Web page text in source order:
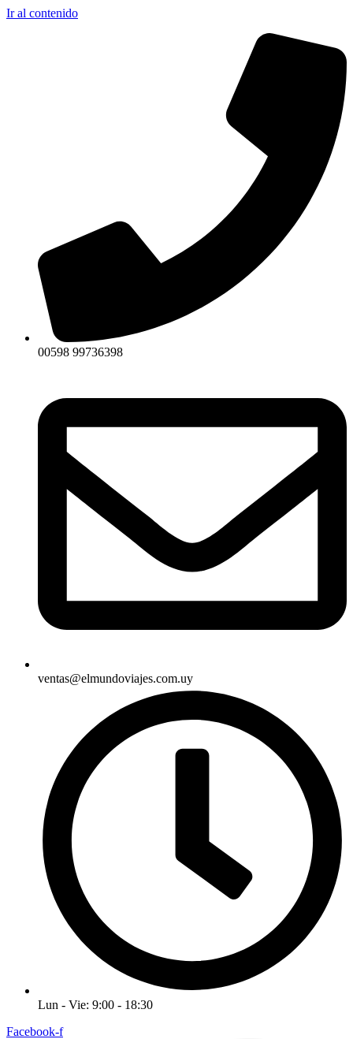
Ir al contenido
00598 99736398
ventas@elmundoviajes.com.uy
Lun - Vie: 9:00 - 18:30
Facebook-f